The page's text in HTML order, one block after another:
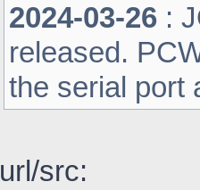
2024-03-26 :
released.
the serial port
url/src: